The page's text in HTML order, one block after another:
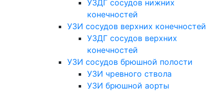
УЗДГ сосудов нижних
конечностей
УЗИ сосудов верхних конечностей
УЗДГ сосудов верхних
конечностей
УЗИ сосудов брюшной полости
УЗИ чревного ствола
УЗИ брюшной аорты